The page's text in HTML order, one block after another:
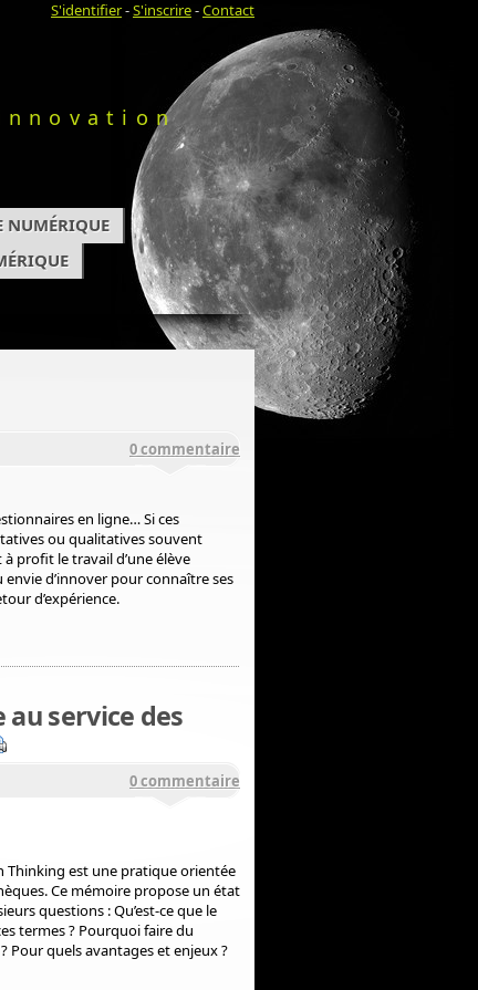
S'identifier-S'inscrire-Contact
NUMÉRIQUE
0 commentaire
en ligne… Si ces
ou qualitatives souvent
profit le travail d’une élève
d’innover pour connaître ses
d’expérience.
service des
0 commentaire
Thinking est une pratique orientée
Ce mémoire propose un état
questions : Qu’est-ce que le
termes ? Pourquoi faire du
Pour quels avantages et enjeux ?